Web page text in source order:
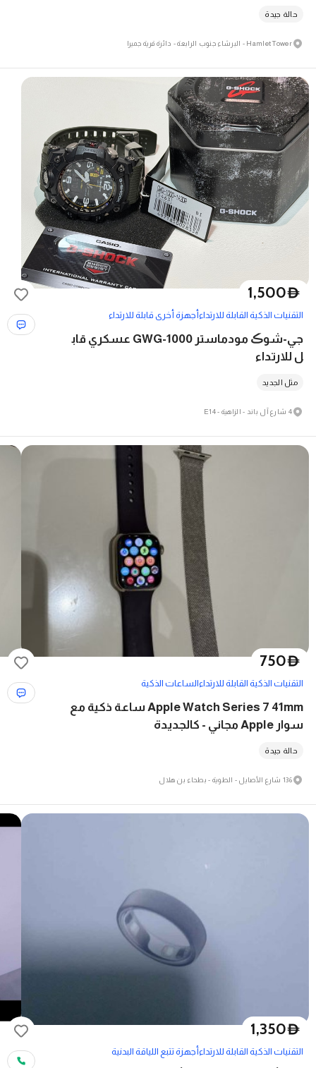
حالة جيدة
Hamlet Tower - البرشاء جنوب الرابعة - دائرة قرية جميرا
D
1,500
التقنيات الذكية القابلة للارتداءأجهزة أخرى قابلة للارتداء
جي-شوڪ مودماستر GWG-1000 عسكري قاب
ل للارتداء
مثل الجديد
4 شارع آل باند - الزاهية - E14
D
750
التقنيات الذكية القابلة للارتداءالساعات الذكية
Apple Watch Series 7 41mm ساعة ذكية مع
سوار Apple مجاني - كالجديدة
حالة جيدة
136 شارع الأصايل - الطوية - بطحاء بن هلال
D
1,350
التقنيات الذكية القابلة للارتداءأجهزة تتبع اللياقة البدنية